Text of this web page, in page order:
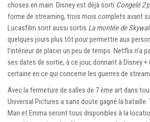
choses en main. Disney est déjà sorti Congelé 2
forme de streaming, trois mois complets avant
Lucasfilm sont aussi sortis La montée de
quelques jours plus tôt pour permettre aux
l’intérieur de placer un peu de temps. Netflix n’a
ses dates de sortie, à ce jour, donnant à Disney +
certaine en ce qui concerne les guerres de
Avec la fermeture de salles de 7 ème art dans
Universal Pictures a sans doute gagné la bataille.
Man et Emma seront tous disponibles à la